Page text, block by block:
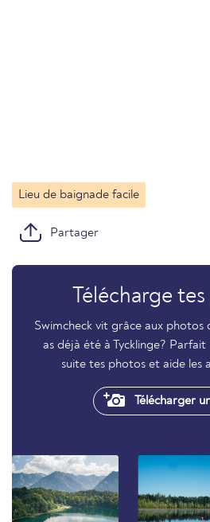
Lieu de baignade facile
Partager
Télécharge
Swimcheck vit grâce aux photos
as déjà été à Tycklinge?
suite tes photos et aide les
Télécharger